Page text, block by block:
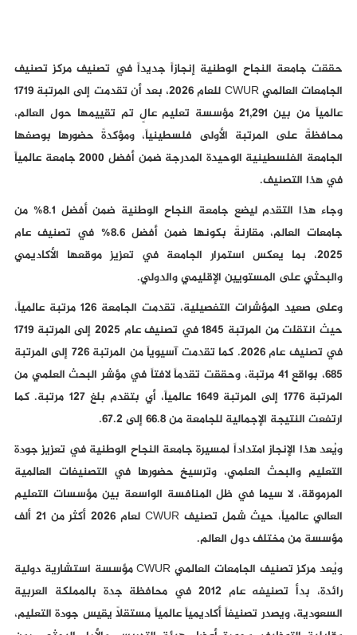
حققت جامعة النجاح الوطنية إنجازاً جديداً في تصنيف مركز تصنيف
الجامعات العالمي CWUR للعام 2026، بعد أن تقدمت إلى المرتبة 1719
عالمياً من بين 21,291 مؤسسة تعليم عالٍ تم تقييمها حول العالم،
محافظةً على المرتبة الأولى فلسطينياً، ومؤكدةً حضورها بوصفها
الجامعة الفلسطينية الوحيدة المدرجة ضمن أفضل 2000 جامعة عالمياً
في هذا التصنيف.
وجاء هذا التقدم ليضع جامعة النجاح الوطنية ضمن أفضل 8.1% من
جامعات العالم، مقارنةً بكونها ضمن أفضل 8.6% في تصنيف عام
2025، بما يعكس استمرار الجامعة في تعزيز موقعها الأكاديمي
والبحثي على المستويين الإقليمي والدولي.
وعلى صعيد المؤشرات التفصيلية، تقدمت الجامعة 126 مرتبة عالمياً،
حيث انتقلت من المرتبة 1845 في تصنيف عام 2025 إلى المرتبة 1719
في تصنيف عام 2026. كما تقدمت آسيوياً من المرتبة 726 إلى المرتبة
685، بواقع 41 مرتبة، وحققت تقدماً لافتاً في مؤشر البحث العلمي من
المرتبة 1776 إلى المرتبة 1649 عالمياً، أي بتقدم بلغ 127 مرتبة. كما
ارتفعت النتيجة الإجمالية للجامعة من 66.8 إلى 67.2.
ويُعد هذا الإنجاز امتداداً لمسيرة جامعة النجاح الوطنية في تعزيز جودة
التعليم والبحث العلمي، وترسيخ حضورها في التصنيفات العالمية
المرموقة، لا سيما في ظل المنافسة الواسعة بين مؤسسات التعليم
العالي عالمياً، حيث شمل تصنيف CWUR لعام 2026 أكثر من 21 ألف
مؤسسة من مختلف دول العالم.
ويُعد مركز تصنيف الجامعات العالمي CWUR مؤسسة استشارية دولية
رائدة، بدأ تصنيفه عام 2012 في محافظة جدة بالمملكة العربية
السعودية، ويصدر تصنيفاً أكاديمياً عالمياً مستقلاً يقيس جودة التعليم،